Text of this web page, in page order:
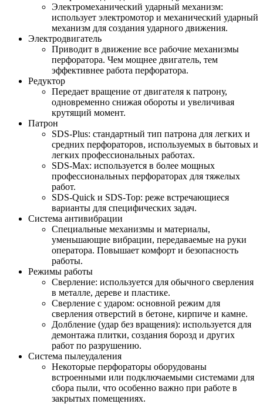
Электромеханический ударный механизм:
использует электромотор и механический ударный
механизм для создания ударного движения.
Электродвигатель
Приводит в движение все рабочие механизмы
перфоратора. Чем мощнее двигатель, тем
эффективнее работа перфоратора.
Редуктор
Передает вращение от двигателя к патрону,
одновременно снижая обороты и увеличивая
крутящий момент.
Патрон
SDS-Plus: стандартный тип патрона для легких и
средних перфораторов, используемых в бытовых и
легких профессиональных работах.
SDS-Max: используется в более мощных
профессиональных перфораторах для тяжелых
работ.
SDS-Quick и SDS-Top: реже встречающиеся
варианты для специфических задач.
Система антивибрации
Специальные механизмы и материалы,
уменьшающие вибрации, передаваемые на руки
оператора. Повышает комфорт и безопасность
работы.
Режимы работы
Сверление: используется для обычного сверления
в металле, дереве и пластике.
Сверление с ударом: основной режим для
сверления отверстий в бетоне, кирпиче и камне.
Долбление (удар без вращения): используется для
демонтажа плитки, создания борозд и других
работ по разрушению.
Система пылеудаления
Некоторые перфораторы оборудованы
встроенными или подключаемыми системами для
сбора пыли, что особенно важно при работе в
закрытых помещениях.